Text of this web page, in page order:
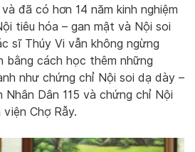
đã có hơn 14 năm kinh nghiệm
tiêu hóa – gan mật và Nội soi
sĩ Thúy Vi vẫn không ngừng
bằng cách học thêm những
như chứng chỉ Nội soi dạ dày –
Dân 115 và chứng chỉ Nội
Chợ Rẫy.